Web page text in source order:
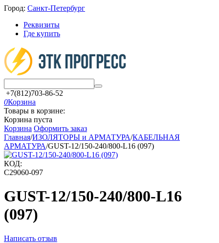
Город: Санкт-Петербург
Реквизиты
Где купить
+7(812)703-86-52
0Корзина
Товары в корзине:
Корзина пуста
Корзина Оформить заказ
Главная/ИЗОЛЯТОРЫ и АРМАТУРА/КАБЕЛЬНАЯ
АРМАТУРА/GUST-12/150-240/800-L16 (097)
КОД:
C29060-097
GUST-12/150-240/800-L16
(097)
Написать отзыв